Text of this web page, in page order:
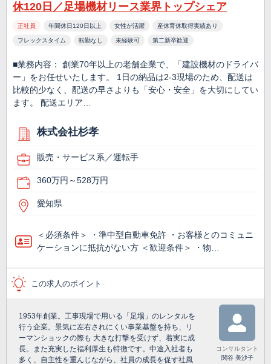
休120日／足場機材リース業界トップシェア
正社員 年間休日120日以上 女性が活躍 産休育休取得実績あり
フレックスタイム 転勤なし 未経験可 第二新卒歓迎
■業務内容： 創業70年以上の老舗企業で、「建設機材のドライバ
ー」をお任せいたします。 1日の納品は2-3現場のため、配送は
比較的少なく、配送の早さよりも「安心・安全」を大切にしてい
ます。 配送エリア…
株式会社杉孝
販売・サービス系／運転手
360万円～528万円
愛知県
＜必須条件＞ ・準中型自動車免許 ・お客様とのコミュニ
ケーションに抵抗がない方 ＜歓迎条件＞ ・物…
この求人のポイント
1953年創業。工事現場で用いる「足場」のレンタルを
行う企業。景気に左右されにくい事業基盤を持ち、リ
ーマンショックの際も 大きな打撃を受けず、着実に成
長。また充実した福利厚生も特徴です。中途入社者も
多く、自主性を重んじながら、社員の成長を促す社風
コンサルタント
関谷 美沙子